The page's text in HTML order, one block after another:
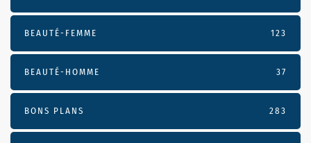
BEAUTÉ-FEMME 123
BEAUTÉ-HOMME 37
BONS PLANS 283